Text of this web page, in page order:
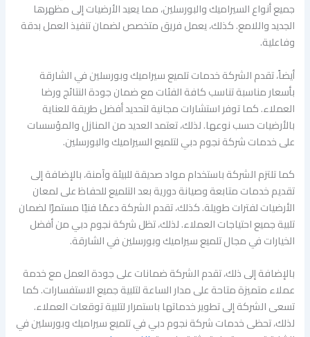
جميع أنواع السيراميك والبورسلين، مما يعيد الأرضيات إلى مظهرها
الجديد واللامع. كذلك، يعمل فريق متخصص لضمان تنفيذ العمل بدقة
وفاعلية.
أيضاً، تقدم الشركة خدمات تلميع سيراميك وبورسلين في الشارقة
بأسعار مناسبة تناسب كافة الفئات مع ضمان جودة النتائج ورضا
العملاء. كما توفر استشارات مجانية لتحديد أفضل طريقة للعناية
بالأرضيات حسب نوعها. لذلك، تعتمد العديد من المنازل والمؤسسات
على خدمات شركة نجوم دبي لتلميع السيراميك والبورسلين.
كما تلتزم الشركة باستخدام مواد صديقة للبيئة وآمنة، بالإضافة إلى
تقديم خدمات متابعة وصيانة دورية بعد التلميع للحفاظ على لمعان
الأرضيات لفترات طويلة. كذلك، تقدم الشركة دعمًا فنيًا مستمرًا لضمان
تلبية جميع احتياجات العملاء. لذلك، تظل شركة نجوم دبي من أفضل
الخيارات في مجال تلميع سيراميك وبورسلين في الشارقة.
بالإضافة إلى ذلك، تقدم الشركة ضمانات على جودة العمل مع خدمة
عملاء متميزة متاحة على مدار الساعة لتلبية جميع الاستفسارات. كما
تسعى الشركة إلى تطوير خدماتها باستمرار لتلبية توقعات العملاء.
لذلك، تحظى خدمات شركة نجوم دبي في تلميع سيراميك وبورسلين في